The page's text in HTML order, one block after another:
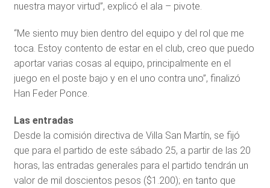
nuestra mayor virtud”, explicó el ala – pivote.
“Me siento muy bien dentro del equipo y del rol que me
toca. Estoy contento de estar en el club, creo que puedo
aportar varias cosas al equipo, principalmente en el
juego en el poste bajo y en el uno contra uno”, finalizó
Han Feder Ponce.
Las entradas
Desde la comisión directiva de Villa San Martín, se fijó
que para el partido de este sábado 25, a partir de las 20
horas, las entradas generales para el partido tendrán un
valor de mil doscientos pesos ($1.200); en tanto que